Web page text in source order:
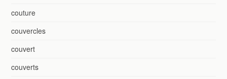
couture
couvercles
couvert
couverts